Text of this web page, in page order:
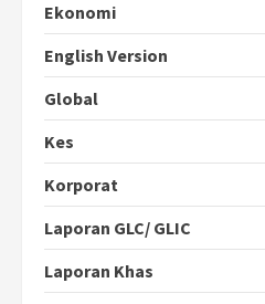
Ekonomi
English Version
Global
Kes
Korporat
Laporan GLC/ GLIC
Laporan Khas